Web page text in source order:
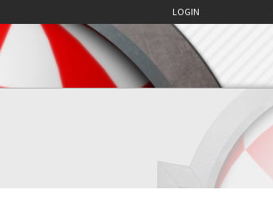
LOGIN